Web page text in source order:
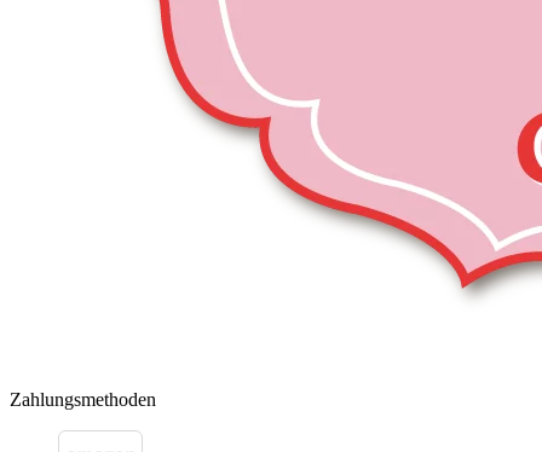
Zahlungsmethoden